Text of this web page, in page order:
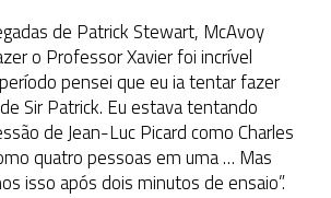
de Patrick Stewart, McAvoy
o Professor Xavier foi incrível
pensei que eu ia tentar fazer
Sir Patrick. Eu estava tentando
de Jean-Luc Picard como Charles
quatro pessoas em uma … Mas
isso após dois minutos de ensaio”.